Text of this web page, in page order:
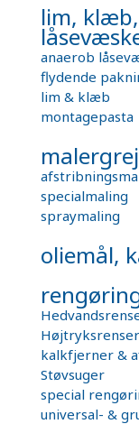
lim,
anaerob
flydende
lim & klæb
montagepasta
malergrej
specialmaling
spraymaling
oliemål,
kalkfjerner &
Støvsuger
special
universal- &